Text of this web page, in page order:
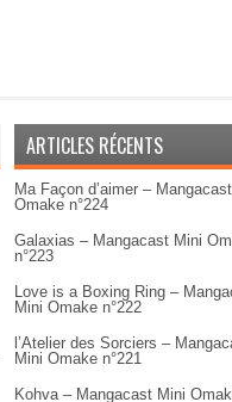
ARTICLES RÉCENTS
Ma Façon d’aimer –
Omake n°224
Galaxias – Mangacast Mini
n°223
Love is a Boxing Ring –
Mini Omake n°222
l’Atelier des Sorciers –
Mini Omake n°221
Kohva – Mangacast Mini